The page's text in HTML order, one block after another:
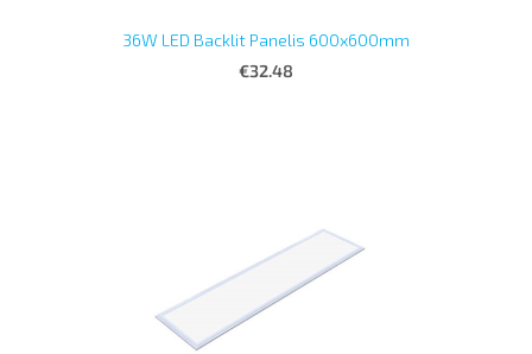
36W LED Backlit Panelis 600x600mm
€32.48